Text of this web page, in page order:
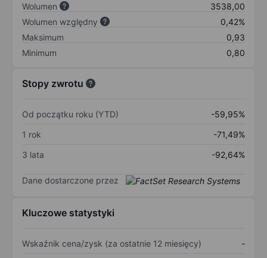
Wolumen
3538,00
Wolumen względny
0,42%
Maksimum
0,93
Minimum
0,80
Stopy zwrotu
Od początku roku (YTD)
-59,95%
1 rok
-71,49%
3 lata
-92,64%
Dane dostarczone przez
Kluczowe statystyki
Wskaźnik cena/zysk (za ostatnie 12 miesięcy)
-